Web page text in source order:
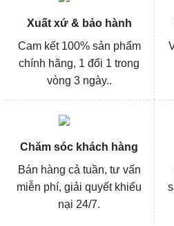
Xuất xứ & bảo hành
Cam kết 100% sản phẩm
chính hãng, 1 đổi 1 trong
vòng 3 ngày..
Chăm sóc khách hàng
Bán hàng cả tuần, tư vấn
miễn phí, giải quyết khiếu
nại 24/7.